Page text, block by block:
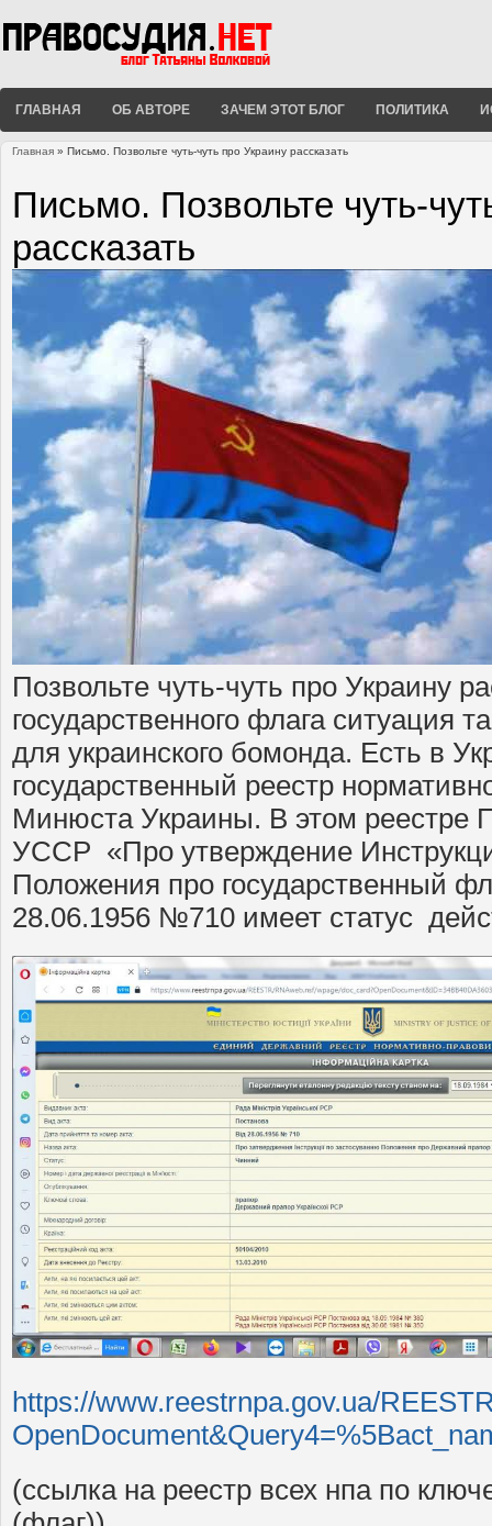
ГЛАВНАЯ ОБ АВТОРЕ ЗАЧЕМ ЭТОТ БЛОГ ПОЛИТИКА
Главная » Письмо. Позвольте чуть-чуть про Украину рассказать
Письмо. Позвольте чуть-
рассказать
Позвольте чуть-чуть про Украину
государственного флага ситуация
для украинского бомонда. Есть в
государственный реестр
Минюста Украины. В этом реестре
УССР «Про утверждение
Положения про государственный
28.06.1956 №710 имеет статус
https://www.reestrnpa.gov.ua/
(ссылка на реестр всех нпа по